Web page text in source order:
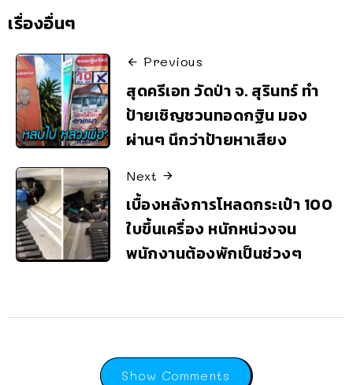
เรื่องอื่นๆ
Previous
สุดครีเอท วัดป่า จ. สุรินทร์ ทำ
ป้ายเชิญชวนทอดกฐิน มอง
ผ่านๆ นึกว่าป้ายหาเสียง
Next
เบื้องหลังการโหลดกระเป๋า 100
ใบขึ้นเครื่อง หนักหน่วงจน
พนักงานต้องพักเป็นช่วงๆ
Show Comments